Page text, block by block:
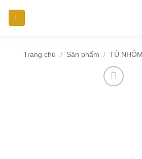
Trang chủ / Sản phẩm / TỦ NHÔM